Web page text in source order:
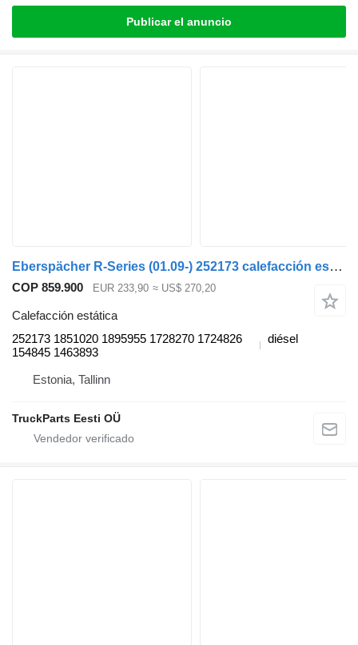
Publicar el anuncio
Eberspächer R-Series (01.09-) 252173 calefacción estática para Scania P,G,R,T-series (2004-2017) cabeza tractora
COP 859.900 EUR 233,90 ≈ US$ 270,20
Calefacción estática
252173 1851020 1895955 1728270 1724826
154845 1463893
diésel
Estonia, Tallinn
TruckParts Eesti OÜ